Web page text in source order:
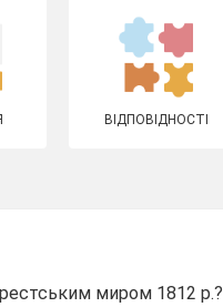
ВІДПОВІДНОСТІ
миром 1812 р.?